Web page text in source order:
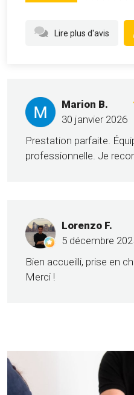
Lire plus d'avis
Marion B.
30 janvier 2026
Prestation parfaite.
professionnelle. Je
Lorenzo F.
5 décembre
Bien accueilli, prise en
Merci !